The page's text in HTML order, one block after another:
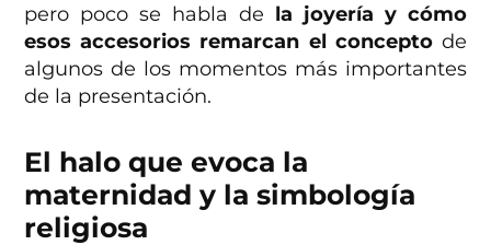
pero poco se habla de la joyería y cómo
esos accesorios remarcan el concepto de
algunos de los momentos más importantes
de la presentación.
El halo que evoca la
maternidad y la simbología
religiosa